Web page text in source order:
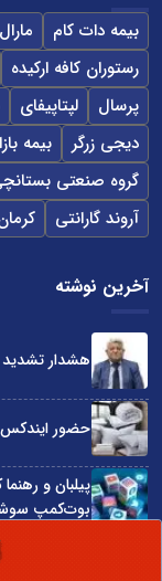
بیمه دات کام
رستوران کافه ارکیده
پرسال
لپتاپیفای
دیجی زرگر
بیمه
گروه صنعتی
آروند گارانتی
آخرین نوشته
هشدار تشدید
حضور ایندکس
پیلبان و
بوت‌کمپ
واردات